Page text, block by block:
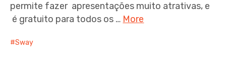
permite fazer apresentações muito atrativas, e
é gratuito para todos os … More
Sway